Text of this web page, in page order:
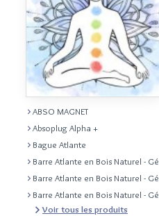
ABSO MAGNET
Absoplug Alpha +
Bague Atlante
Barre Atlante en Bois Naturel - Géobiologie Feng Shui Radiesthésie
Barre Atlante en Bois Naturel - Géobiologie Feng Shui Radiesthésie
Barre Atlante en Bois Naturel - Géobiologie Feng Shui Radiesthésie
Voir tous les produits